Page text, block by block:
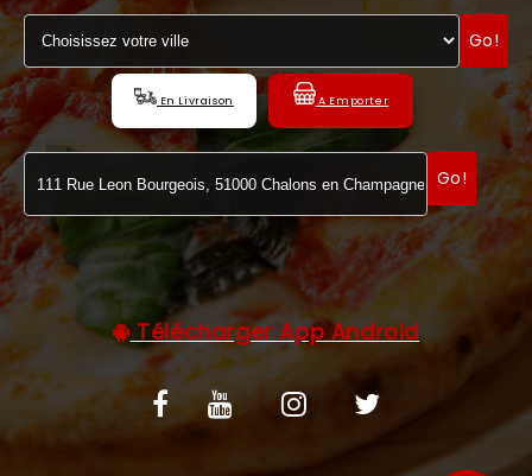
Go!
En Livraison A Emporter
Go!
Télécharger App Android